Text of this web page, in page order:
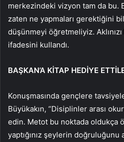
merkezindeki vizyon tam da bu.
zaten ne yapmaları gerektiğini
düşünmeyi öğretmeliyiz.
ifadesini kullandı.
BAŞKAN’A KİTAP HEDİYE
Konuşmasında gençlere
Büyükakın, “Disiplinler arası
edin. Metot bu noktada oldukça
yaptığınız şeylerin doğruluğunu